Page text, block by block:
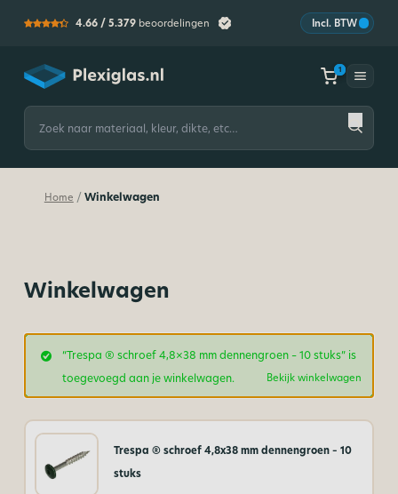
4.66 / 5.379 beoordelingen Incl. BTW
Plexiglas 11
Zoeken
naar:
Home / Winkelwagen
Winkelwagen
“Trespa ® schroef 4,8×38 mm dennengroen – 10 stuks” is
toegevoegd aan je winkelwagen.
Bekijk winkelwagen
Trespa ® schroef 4,8x38 mm dennengroen – 10
stuks